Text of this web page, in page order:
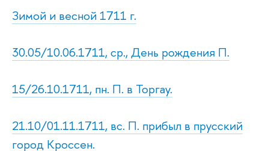
Зимой и весной 1711 г.
30.05/10.06.1711, ср., День рождения П.
15/26.10.1711, пн. П. в Торгау.
21.10/01.11.1711, вс. П. прибыл в прусский
город Кроссен.